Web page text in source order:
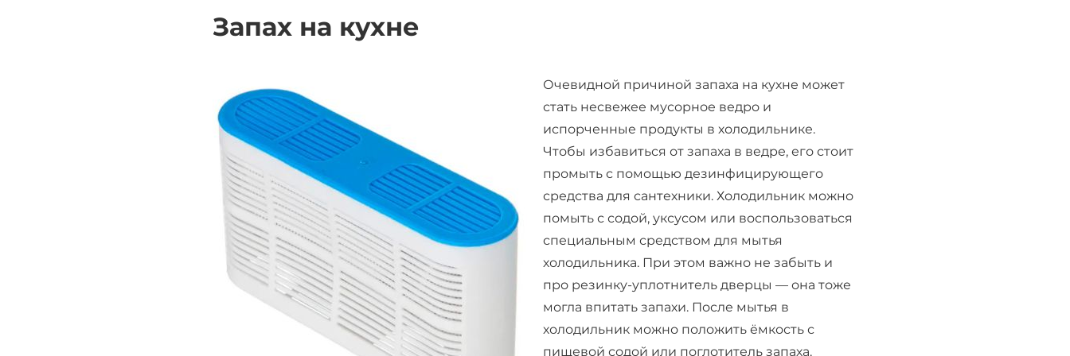
Запах на кухне
Очевидной причиной запаха на кухне может
стать несвежее мусорное ведро и
испорченные продукты в холодильнике.
Чтобы избавиться от запаха в ведре, его стоит
промыть с помощью дезинфицирующего
средства для сантехники. Холодильник можно
помыть с содой, уксусом или воспользоваться
специальным средством для мытья
холодильника. При этом важно не забыть и
про резинку-уплотнитель дверцы — она тоже
могла впитать запахи. После мытья в
холодильник можно положить ёмкость с
пищевой содой или поглотитель запаха.